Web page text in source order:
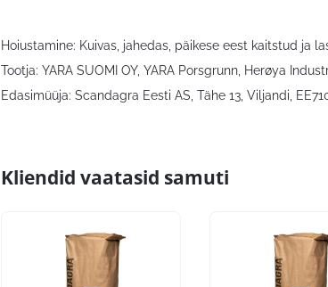
Hoiustamine: Kuivas, jahedas, päikese eest kaitstud ja
Tootja: YARA SUOMI OY, YARA Porsgrunn, Herøya
Edasimüüja: Scandagra Eesti AS, Tähe 13, Viljandi,
Kliendid vaatasid samuti